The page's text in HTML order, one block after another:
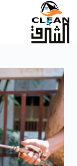
التجاوز
المحتوى